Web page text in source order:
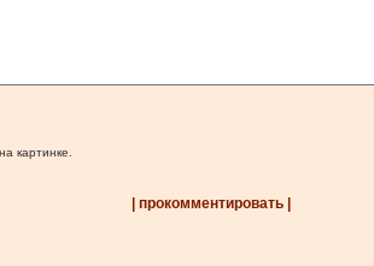
картинке.
| прокомментировать |